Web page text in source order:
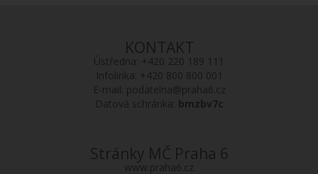
KONTAKT
Ústředna: +420 220 189 111
Infolinka: +420 800 800 001
E-mail: podatelna@praha6.cz
Datová schránka: bmzbv7c
Stránky MČ Praha 6
www.praha6.cz